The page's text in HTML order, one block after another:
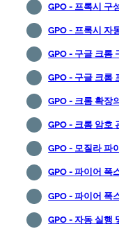
GPO - 프록시 구
GPO - 프록시 자
GPO - 구글 크롬
GPO - 구글 크롬
GPO - 크롬 확장
GPO - 크롬 암호
GPO - 모질라 파
GPO - 파이어 폭
GPO - 파이어 폭
GPO - 자동 실행